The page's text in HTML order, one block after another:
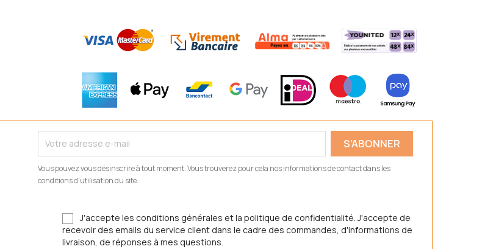
Vous pouvez vous désinscrire à tout moment. Vous trouverez pour cela nos informations de contact dans les
conditions d'utilisation du site.
J'accepte les conditions générales et la politique de confidentialité. J'accepte de
recevoir des emails du service client dans le cadre des commandes, d'informations de
livraison, de réponses à mes questions.